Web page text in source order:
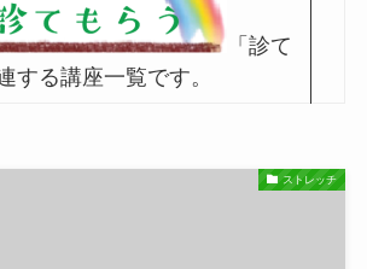
「診て
する講座一覧です。
ストレッチ